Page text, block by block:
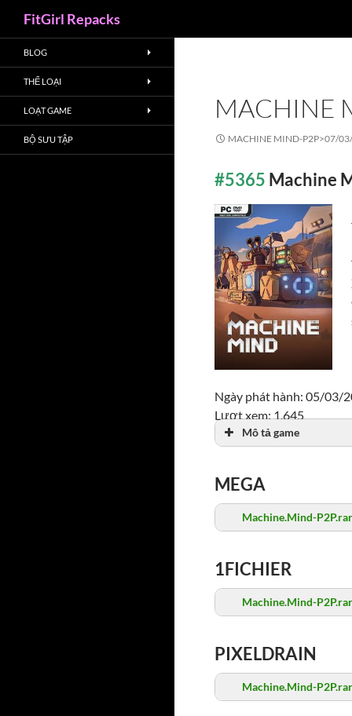
FitGirl Repacks
MACHINE
MACHINE MIND-P2P>07/
#5365 Machine
Ngày phát hành: 05/03/
Lượt xem: 1,645
Mô tả game
MEGA
Machine.Mind-P2P.rar
1FICHIER
Machine.Mind-P2P.rar
PIXELDRAIN
Machine.Mind-P2P.rar
BLOG
THỂ LOẠI
LOẠT GAME
BỘ SƯU TẬP